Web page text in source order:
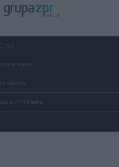
O nas
prawne
serwisy
ZPR Media